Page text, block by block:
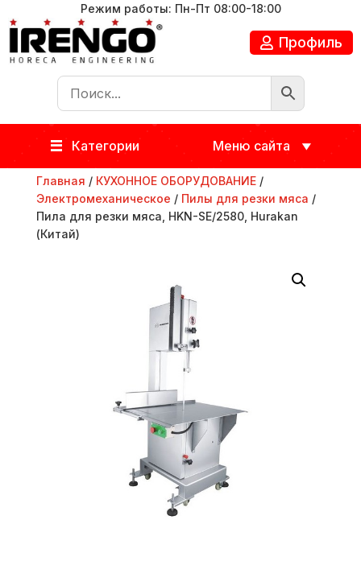
Режим работы: Пн-Пт 08:00-18:00
Профиль
Категории Меню сайта
Главная / КУХОННОЕ ОБОРУДОВАНИЕ/
Электромеханическое / Пилы для резки мяса /
Пила для резки мяса, HKN-SE/2580, Hurakan
(Китай)